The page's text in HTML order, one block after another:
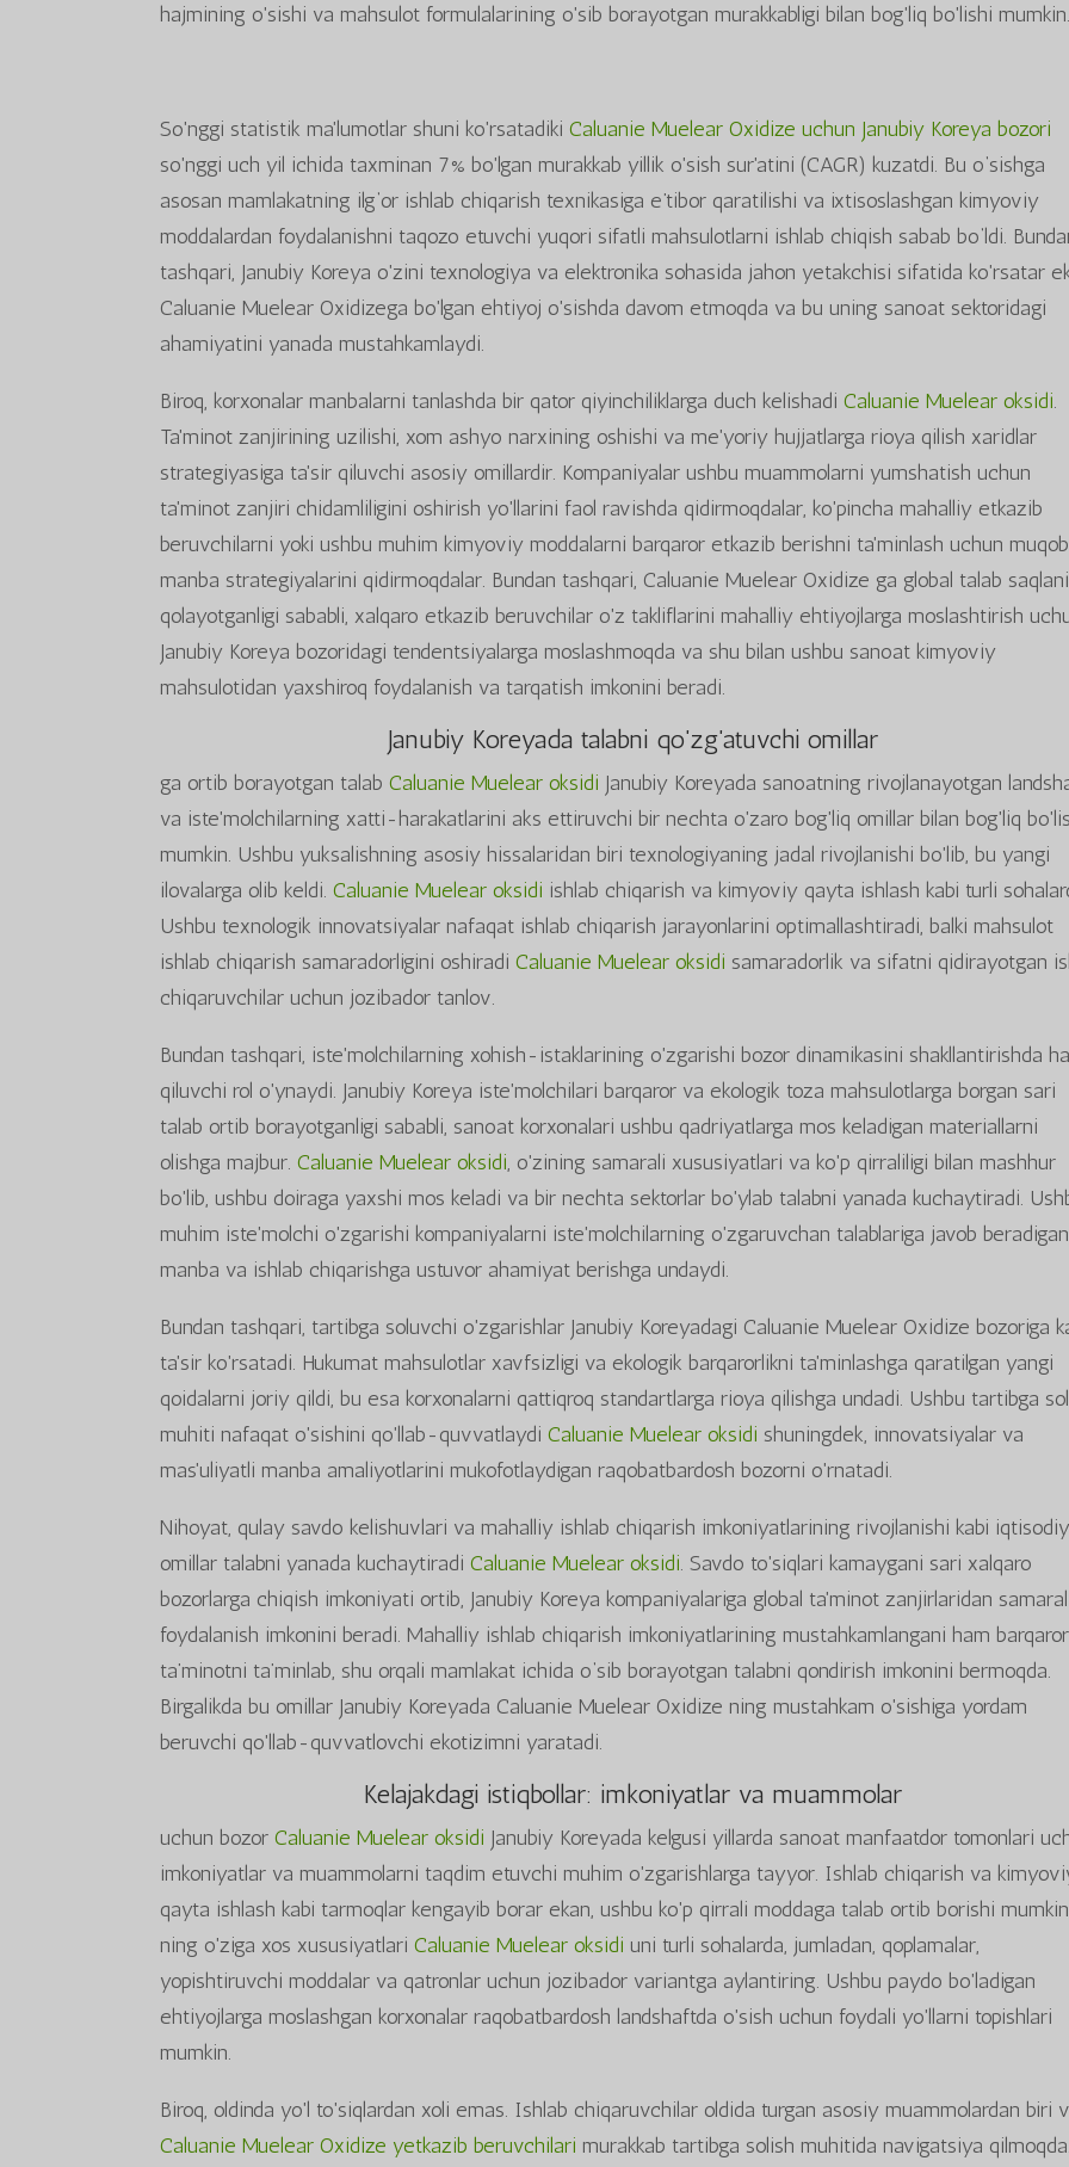
hajmining o'sishi va mahsulot formulalarining o'sib borayotgan murakkabligi bilan bog'liq bo'lishi mumkin.
So'nggi statistik ma'lumotlar shuni ko'rsatadikiCaluanie Muelear Oxidize uchun Janubiy Koreya bozori
so'nggi uch yil ichida taxminan 7% bo'lgan murakkab yillik o'sish sur'atini (CAGR) kuzatdi. Bu o‘sishga
asosan mamlakatning ilg‘or ishlab chiqarish texnikasiga e’tibor qaratilishi va ixtisoslashgan kimyoviy
moddalardan foydalanishni taqozo etuvchi yuqori sifatli mahsulotlarni ishlab chiqish sabab bo‘ldi.
tashqari, Janubiy Koreya o'zini texnologiya va elektronika sohasida jahon yetakchisi sifatida ko'rsatar
Caluanie Muelear Oxidizega bo'lgan ehtiyoj o'sishda davom etmoqda va bu uning sanoat sektoridagi
ahamiyatini yanada mustahkamlaydi.
Biroq, korxonalar manbalarni tanlashda bir qator qiyinchiliklarga duch kelishadiCaluanie Muelear oksidi.
Ta'minot zanjirining uzilishi, xom ashyo narxining oshishi va me'yoriy hujjatlarga rioya qilish xaridlar
strategiyasiga ta'sir qiluvchi asosiy omillardir. Kompaniyalar ushbu muammolarni yumshatish uchun
ta'minot zanjiri chidamliligini oshirish yo'llarini faol ravishda qidirmoqdalar, ko'pincha mahalliy etkazib
beruvchilarni yoki ushbu muhim kimyoviy moddalarni barqaror etkazib berishni ta'minlash uchun
manba strategiyalarini qidirmoqdalar. Bundan tashqari, Caluanie Muelear Oxidize ga global talab
qolayotganligi sababli, xalqaro etkazib beruvchilar o'z takliflarini mahalliy ehtiyojlarga moslashtirish
Janubiy Koreya bozoridagi tendentsiyalarga moslashmoqda va shu bilan ushbu sanoat kimyoviy
mahsulotidan yaxshiroq foydalanish va tarqatish imkonini beradi.
Janubiy Koreyada talabni qo'zg'atuvchi omillar
ga ortib borayotgan talabCaluanie Muelear oksidi Janubiy Koreyada sanoatning rivojlanayotgan
va iste'molchilarning xatti-harakatlarini aks ettiruvchi bir nechta o'zaro bog'liq omillar bilan bog'liq
mumkin. Ushbu yuksalishning asosiy hissalaridan biri texnologiyaning jadal rivojlanishi bo'lib, bu yangi
ilovalarga olib keldi.Caluanie Muelear oksidi ishlab chiqarish va kimyoviy qayta ishlash kabi turli
Ushbu texnologik innovatsiyalar nafaqat ishlab chiqarish jarayonlarini optimallashtiradi, balki mahsulot
ishlab chiqarish samaradorligini oshiradiCaluanie Muelear oksidi samaradorlik va sifatni qidirayotgan
chiqaruvchilar uchun jozibador tanlov.
Bundan tashqari, iste'molchilarning xohish-istaklarining o'zgarishi bozor dinamikasini shakllantirishda
qiluvchi rol o'ynaydi. Janubiy Koreya iste'molchilari barqaror va ekologik toza mahsulotlarga borgan sari
talab ortib borayotganligi sababli, sanoat korxonalari ushbu qadriyatlarga mos keladigan materiallarni
olishga majbur.Caluanie Muelear oksidi, o'zining samarali xususiyatlari va ko'p qirraliligi bilan mashhur
bo'lib, ushbu doiraga yaxshi mos keladi va bir nechta sektorlar bo'ylab talabni yanada kuchaytiradi.
muhim iste'molchi o'zgarishi kompaniyalarni iste'molchilarning o'zgaruvchan talablariga javob beradigan
manba va ishlab chiqarishga ustuvor ahamiyat berishga undaydi.
Bundan tashqari, tartibga soluvchi o'zgarishlar Janubiy Koreyadagi Caluanie Muelear Oxidize bozoriga
ta'sir ko'rsatadi. Hukumat mahsulotlar xavfsizligi va ekologik barqarorlikni ta'minlashga qaratilgan yangi
qoidalarni joriy qildi, bu esa korxonalarni qattiqroq standartlarga rioya qilishga undadi. Ushbu tartibga
muhiti nafaqat o'sishini qo'llab-quvvatlaydiCaluanie Muelear oksidi shuningdek, innovatsiyalar va
mas'uliyatli manba amaliyotlarini mukofotlaydigan raqobatbardosh bozorni o'rnatadi.
Nihoyat, qulay savdo kelishuvlari va mahalliy ishlab chiqarish imkoniyatlarining rivojlanishi kabi iqtisodiy
omillar talabni yanada kuchaytiradiCaluanie Muelear oksidi. Savdo to'siqlari kamaygani sari xalqaro
bozorlarga chiqish imkoniyati ortib, Janubiy Koreya kompaniyalariga global ta'minot zanjirlaridan
foydalanish imkonini beradi. Mahalliy ishlab chiqarish imkoniyatlarining mustahkamlangani ham barqaror
ta’minotni ta’minlab, shu orqali mamlakat ichida o‘sib borayotgan talabni qondirish imkonini bermoqda.
Birgalikda bu omillar Janubiy Koreyada Caluanie Muelear Oxidize ning mustahkam o'sishiga yordam
beruvchi qo'llab-quvvatlovchi ekotizimni yaratadi.
Kelajakdagi istiqbollar: imkoniyatlar va muammolar
uchun bozorCaluanie Muelear oksidi Janubiy Koreyada kelgusi yillarda sanoat manfaatdor tomonlari
imkoniyatlar va muammolarni taqdim etuvchi muhim o'zgarishlarga tayyor. Ishlab chiqarish va
qayta ishlash kabi tarmoqlar kengayib borar ekan, ushbu ko'p qirrali moddaga talab ortib borishi
ning o'ziga xos xususiyatlariCaluanie Muelear oksidi uni turli sohalarda, jumladan, qoplamalar,
yopishtiruvchi moddalar va qatronlar uchun jozibador variantga aylantiring. Ushbu paydo bo'ladigan
ehtiyojlarga moslashgan korxonalar raqobatbardosh landshaftda o'sish uchun foydali yo'llarni topishlari
mumkin.
Biroq, oldinda yo'l to'siqlardan xoli emas. Ishlab chiqaruvchilar oldida turgan asosiy muammolardan biri
Caluanie Muelear Oxidize yetkazib beruvchilari murakkab tartibga solish muhitida navigatsiya qilmoqda.